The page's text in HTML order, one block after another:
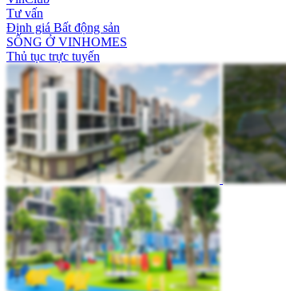
Tư vấn
Định giá Bất động sản
SỐNG Ở VINHOMES
Thủ tục trực tuyến